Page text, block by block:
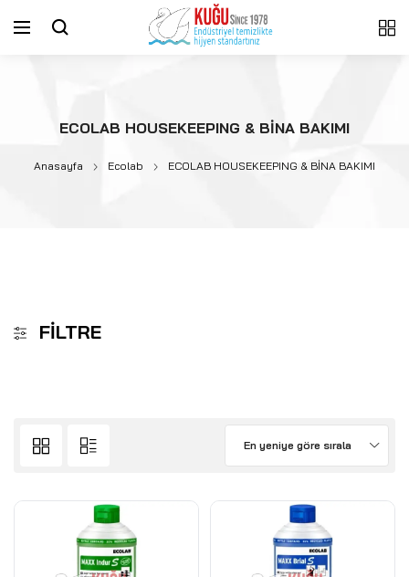
ECOLAB HOUSEKEEPING & BİNA BAKIMI
Anasayfa Ecolab ECOLAB HOUSEKEEPING & BİNA BAKIMI
FILTRE
En yeniye göre sırala